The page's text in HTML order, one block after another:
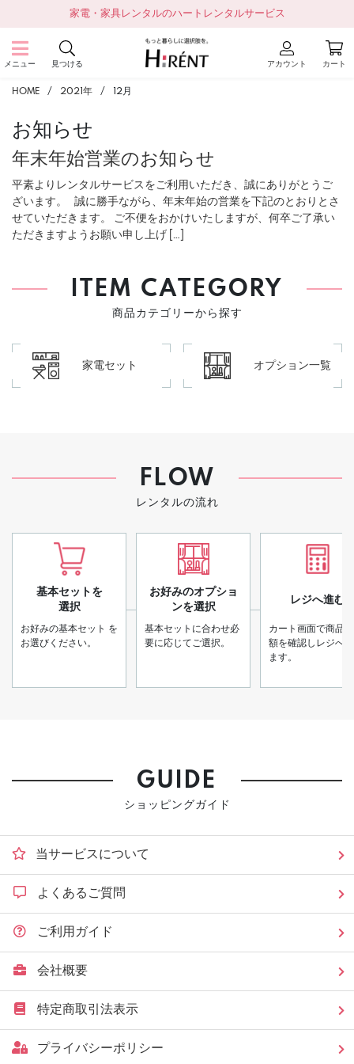
家電・家具レンタルのハートレンタルサービス
メニュー 見つける アカウント カート
HOME 2021年 12月
お知らせ
年末年始営業のお知らせ
平素よりレンタルサービスをご利用いただき、誠にありがとうご
ざいます。 誠に勝手ながら、年末年始の営業を下記のとおりとさ
せていただきます。 ご不便をおかけいたしますが、何卒ご了承い
ただきますようお願い申し上げ […]
ITEM CATEGORY
商品カテゴリーから探す
家電セット オプション一覧
FLOW
レンタルの流れ
基本セットを
選択
お好みの基本セット を
お選びください。
お好みのオプショ
ンを選択
基本セットに合わせ必
要に応じてご選択。
レジへ進む
カート画面で商品
額を確認しレジへ
ます。
GUIDE
ショッピングガイド
当サービスについて
よくあるご質問
ご利用ガイド
会社概要
特定商取引法表示
プライバシーポリシー